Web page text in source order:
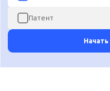
Патент